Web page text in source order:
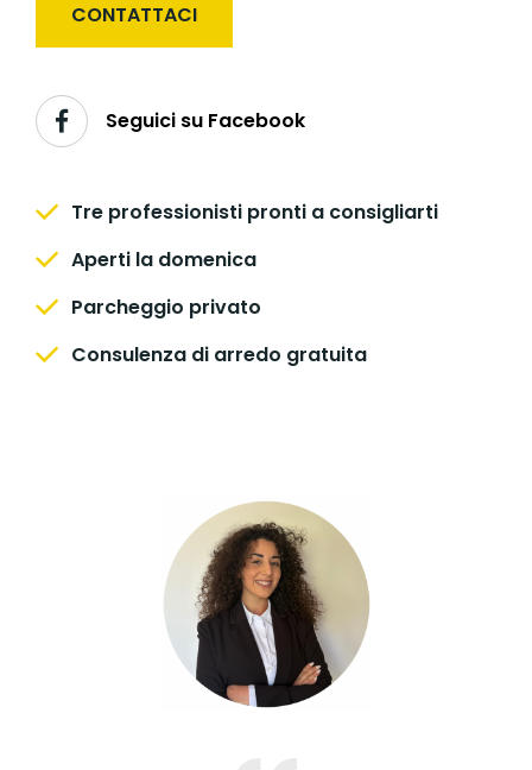
CONTATTACI
Seguici su Facebook
Tre professionisti pronti a consigliarti
Aperti la domenica
Parcheggio privato
Consulenza di arredo gratuita